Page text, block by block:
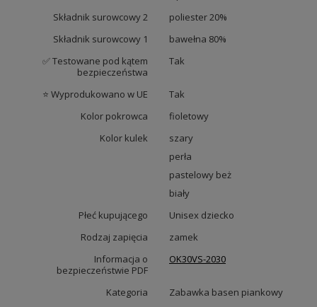
Składnik surowcowy 2
poliester 20%
Składnik surowcowy 1
bawełna 80%
✅ Testowane pod kątem
bezpieczeństwa
Tak
⭐ Wyprodukowano w UE
Tak
Kolor pokrowca
fioletowy
Kolor kulek
szary
perła
pastelowy beż
biały
Płeć kupującego
Unisex dziecko
Rodzaj zapięcia
zamek
Informacja o
bezpieczeństwie PDF
OK30VS-2030
Kategoria
Zabawka basen piankowy